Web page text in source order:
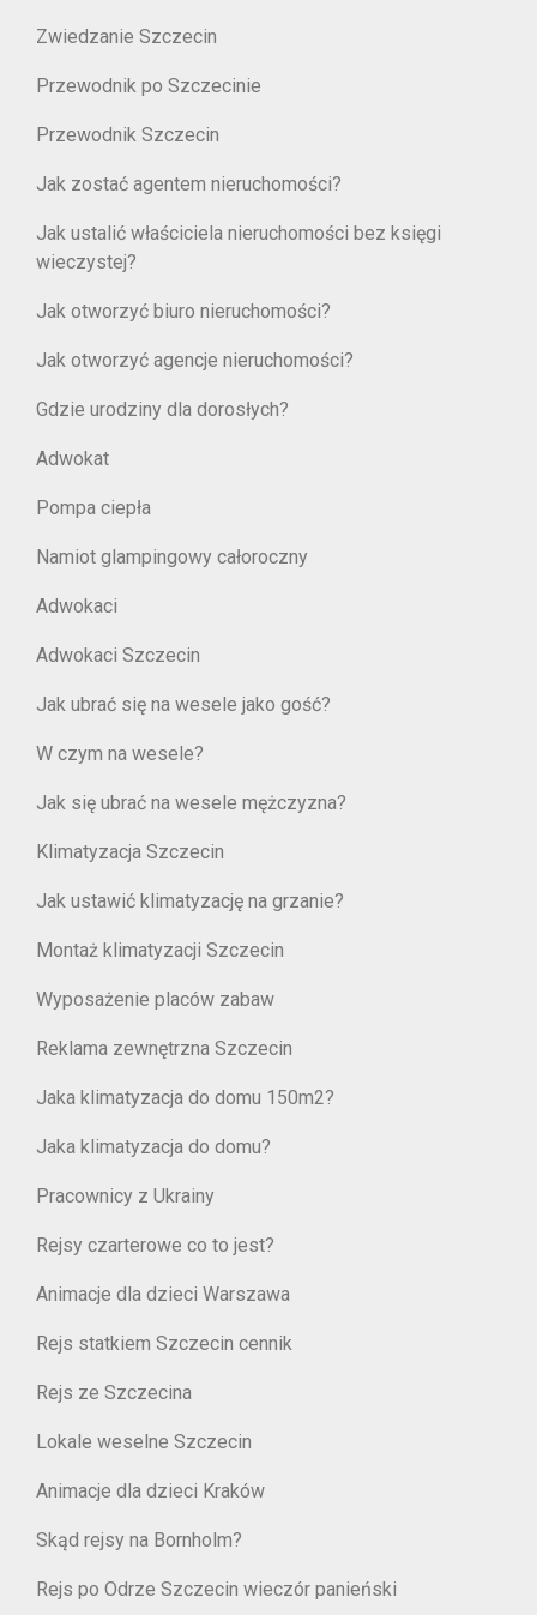
Zwiedzanie Szczecin
Przewodnik po Szczecinie
Przewodnik Szczecin
Jak zostać agentem nieruchomości?
Jak ustalić właściciela nieruchomości bez księgi
wieczystej?
Jak otworzyć biuro nieruchomości?
Jak otworzyć agencje nieruchomości?
Gdzie urodziny dla dorosłych?
Adwokat
Pompa ciepła
Namiot glampingowy całoroczny
Adwokaci
Adwokaci Szczecin
Jak ubrać się na wesele jako gość?
W czym na wesele?
Jak się ubrać na wesele mężczyzna?
Klimatyzacja Szczecin
Jak ustawić klimatyzację na grzanie?
Montaż klimatyzacji Szczecin
Wyposażenie placów zabaw
Reklama zewnętrzna Szczecin
Jaka klimatyzacja do domu 150m2?
Jaka klimatyzacja do domu?
Pracownicy z Ukrainy
Rejsy czarterowe co to jest?
Animacje dla dzieci Warszawa
Rejs statkiem Szczecin cennik
Rejs ze Szczecina
Lokale weselne Szczecin
Animacje dla dzieci Kraków
Skąd rejsy na Bornholm?
Rejs po Odrze Szczecin wieczór panieński